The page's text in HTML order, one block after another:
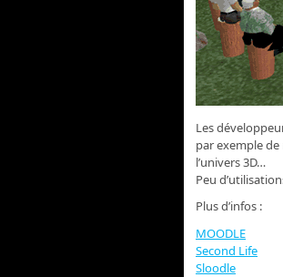
Les
par exemple
l’univers 3D…
Peu
Plus d’infos :
MOODLE
Second Life
Sloodle